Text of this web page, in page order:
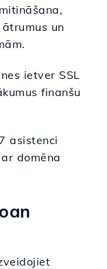
un
ietver SSL
finanšu
asistenci
domēna